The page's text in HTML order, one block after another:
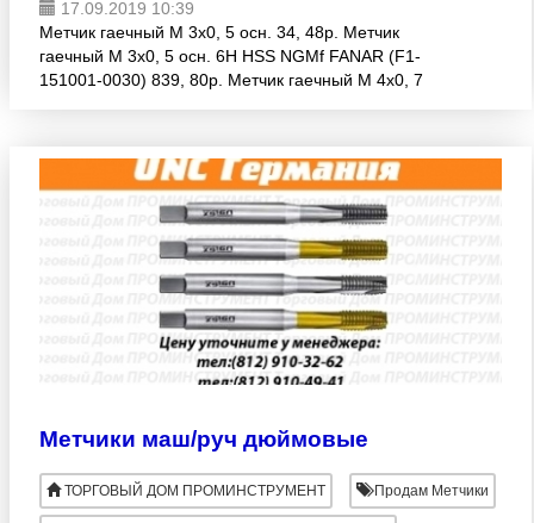
17.09.2019 10:39
Метчик гаечный М 3х0, 5 осн. 34, 48р. Метчик
гаечный М 3х0, 5 осн. 6H HSS NGMf FANAR (F1-
151001-0030) 839, 80р. Метчик гаечный М 4х0, 7
Метчики маш/руч дюймовые
ТОРГОВЫЙ ДОМ ПРОМИНСТРУМЕНТ Продам Метчики